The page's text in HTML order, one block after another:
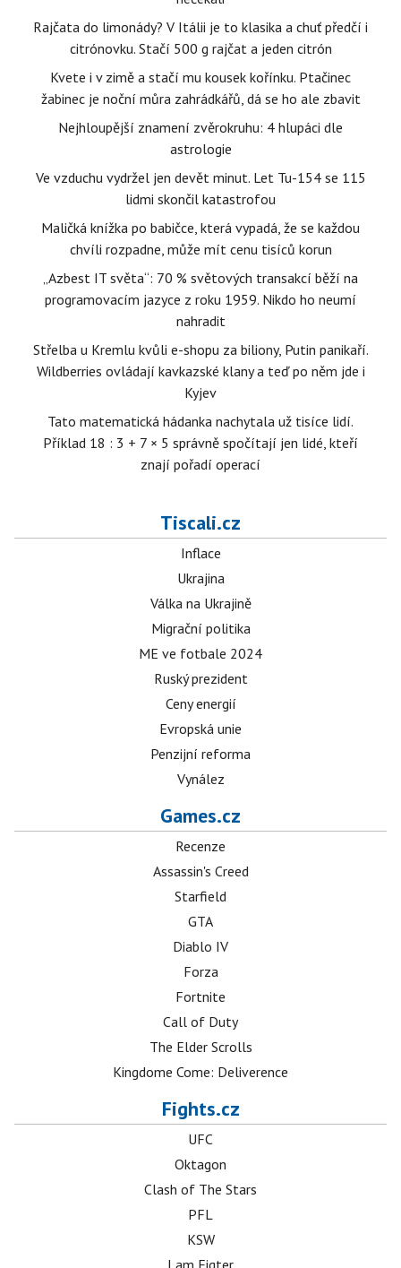
Rajčata do limonády? V Itálii je to klasika a chuť předčí i
citrónovku. Stačí 500 g rajčat a jeden citrón
Kvete i v zimě a stačí mu kousek kořínku. Ptačinec
žabinec je noční můra zahrádkářů, dá se ho ale zbavit
Nejhloupější znamení zvěrokruhu: 4 hlupáci dle
astrologie
Ve vzduchu vydržel jen devět minut. Let Tu-154 se 115
lidmi skončil katastrofou
Maličká knížka po babičce, která vypadá, že se každou
chvíli rozpadne, může mít cenu tisíců korun
„Azbest IT světa“: 70 % světových transakcí běží na
programovacím jazyce z roku 1959. Nikdo ho neumí
nahradit
Střelba u Kremlu kvůli e-shopu za biliony, Putin panikaří.
Wildberries ovládají kavkazské klany a teď po něm jde i
Kyjev
Tato matematická hádanka nachytala už tisíce lidí.
Příklad 18 : 3 + 7 × 5 správně spočítají jen lidé, kteří
znají pořadí operací
Tiscali.cz
Inflace
Ukrajina
Válka na Ukrajině
Migrační politika
ME ve fotbale 2024
Ruský prezident
Ceny energií
Evropská unie
Penzijní reforma
Vynález
Games.cz
Recenze
Assassin's Creed
Starfield
GTA
Diablo IV
Forza
Fortnite
Call of Duty
The Elder Scrolls
Kingdome Come: Deliverence
Fights.cz
UFC
Oktagon
Clash of The Stars
PFL
KSW
I am Figter